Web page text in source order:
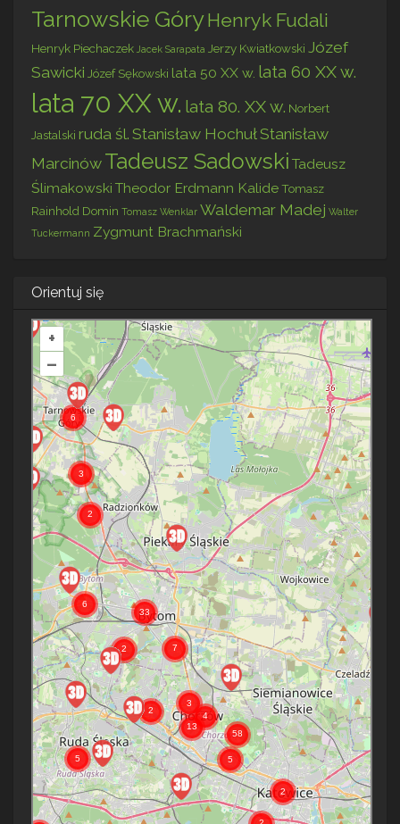
Tarnowskie GóryHenryk Fudali
Henryk Piechaczek Jacek Sarapata Jerzy Kwiatkowski Józef
Sawicki Józef Sękowski lata 50 XX w. lata 60 XX w.
lata 70 XX w. lata 80. XX w. Norbert
Jastalski ruda śl. Stanisław HochułStanisław
Marcinów Tadeusz Sadowski Tadeusz
Ślimakowski Theodor Erdmann KalideTomasz
Rainhold Domin Tomasz Wenklar Waldemar Madej Walter
Tuckermann Zygmunt Brachmański
Orientuj się
+
–